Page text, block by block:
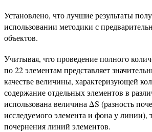
Установлено, что лучшие результаты
использовании методики с
объектов.
Учитывая, что проведение полного
по 22 элементам представляет
качестве величины, характеризующей
содержание отдельных элементов в
использована величина ΔS (разность
исследуемого элемента и фона у линии),
почернения линий элементов.